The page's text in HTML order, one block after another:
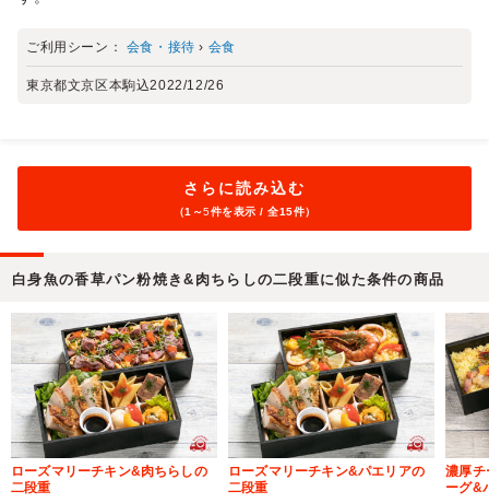
ご利用シーン： 会食・接待 › 会食
東京都文京区本駒込2022/12/26
さらに読み込む
（1～5件を表示 / 全15件）
白身魚の香草パン粉焼き&肉ちらしの二段重に似た条件の商品
ローズマリーチキン&肉ちらしの
二段重
ローズマリーチキン&パエリアの
二段重
濃厚チ
ーグ&